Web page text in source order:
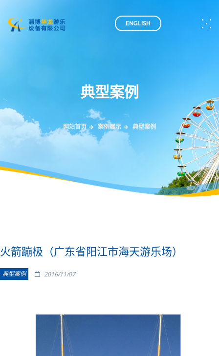
ENGLISH
典型案例
网站首页 案例展示 典型案例
火箭蹦极（广东省阳江市海天游乐场）
典型案例 2016/11/07